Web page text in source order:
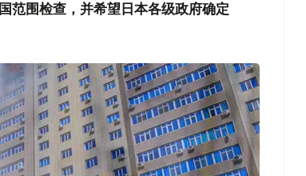
范围检查，并希望日本各级政府确定